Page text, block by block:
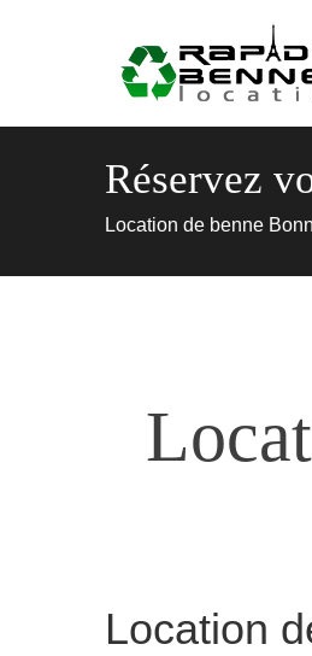
Réservez
Location de benne
Location